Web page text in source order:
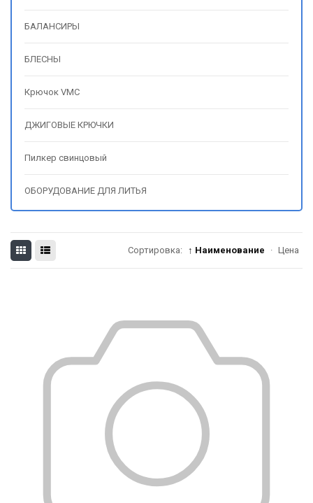
БАЛАНСИРЫ
БЛЕСНЫ
Крючок VMC
ДЖИГОВЫЕ КРЮЧКИ
Пилкер свинцовый
ОБОРУДОВАНИЕ ДЛЯ ЛИТЬЯ
Сортировка: ↑ Наименование · Цена